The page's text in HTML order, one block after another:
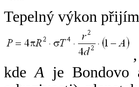
Tepelný výkon
,
kdeA je Bondovo